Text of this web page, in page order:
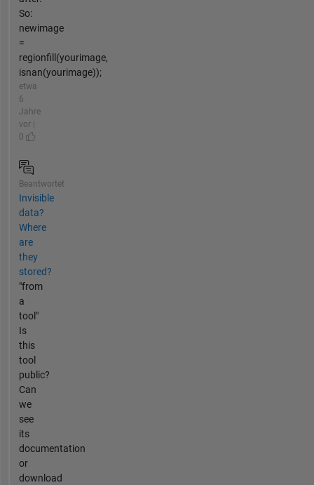
So:
newimage
=
regionfill(yourimage,
isnan(yourimage));
etwa
6
Jahre
vor |
0
Beantwortet
Invisible
data?
Where
are
they
stored?
"from
a
tool"
Is
this
tool
public?
Can
we
see
its
documentation
or
download